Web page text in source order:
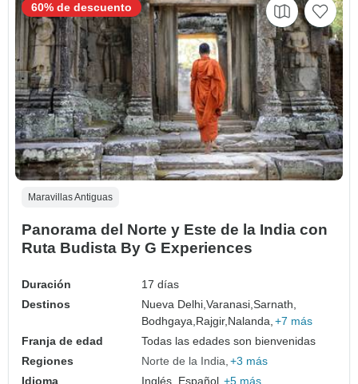
Maravillas Antiguas
Panorama del Norte y Este de la India con
Ruta Budista By G Experiences
Duración
17 días
Destinos
Nueva Delhi,Varanasi,Sarnath,
Bodhgaya, Rajgir, Nalanda, +7 más
Franja de edad
Todas las edades son bienvenidas
Regiones
Norte de la India +3 más
Idioma
Inglés, Español, +5 más
60% de descuento